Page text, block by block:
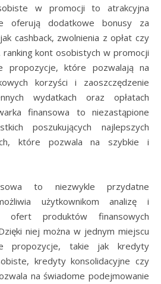
w promocji to atrakcyjna
oferują dodatkowe bonusy za
cashback, zwolnienia z opłat czy
kont osobistych w promocji
propozycje, które pozwalają na
korzyści i zaoszczędzenie
wydatkach oraz opłatach
finansowa to niezastąpione
poszukujących najlepszych
które pozwala na szybkie i
to niezwykle przydatne
użytkownikom analizę i
ofert produktów finansowych
niej można w jednym miejscu
propozycje, takie jak kredyty
kredyty konsolidacyjne czy
na świadome podejmowanie